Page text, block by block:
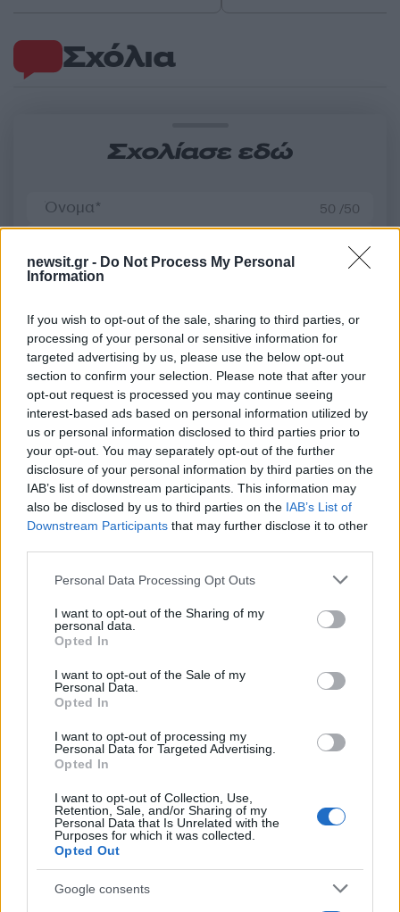
newsit.gr - Do Not Process My Personal
Information
If you wish to opt-out of the sale, sharing to third parties, or
processing of your personal or sensitive information for
targeted advertising by us, please use the below opt-out
section to confirm your selection. Please note that after your
opt-out request is processed you may continue seeing
interest-based ads based on personal information utilized by
us or personal information disclosed to third parties prior to
your opt-out. You may separately opt-out of the further
disclosure of your personal information by third parties on the
IAB’s list of downstream participants. This information may
also be disclosed by us to third parties on the IAB’s List of
Downstream Participants that may further disclose it to other
Please note that this website/app uses one or more Google
not limited to your visit or usage behaviour. You may click to
grant or deny consent to Google and its third-party tags to
use your data for below specified purposes in below Google
consent section.
Personal Data Processing Opt Outs
I want to opt-out of the Sharing of my
personal data.
Opted In
I want to opt-out of the Sale of my
Personal Data.
Opted In
I want to opt-out of processing my
Personal Data for Targeted Advertising.
Opted In
I want to opt-out of Collection, Use,
Retention, Sale, and/or Sharing of my
Personal Data that Is Unrelated with the
Purposes for which it was collected.
Opted Out
Google consents
Σχόλια
Σχολίασε εδώ
50 /50
2000 /2000
Υποβολή σχολίου
Όροι Χρήσης
. Το site προστατεύεται από reCAPTCHA, ισχύουν
Πολιτική Απορρήτου&Όροι Χρήσης της Google.
Κόσμος
ΓΕΡΟΥΣΙΑΣΤΗΣ
ΗΠΑ
ΝΤΟΝΑΛΝΤ ΤΡΑΜΠ
ΣΕΡΙΦΗΣ
ΤΖΟ ΑΡΠΑΙΟ
ΤΡΑΜΠ
Share:
Ακολουθήστε το Νewsit.gr στοGoogle News
τελευταία νέατης ημέρας
Πιο δημοφιλή
Κωνσταντίνος Αργυρός και Αλεξάνδρα
με τα δύο παιδιά τους
Η Άννα Βίσση ξετρελάθηκε με μπάντα που
έπαιζε Τσιτσάνη στο Φισκάρδο και τους
πρότεινε συνεργασία
Θρήνος για τον Λιονέλ Μέσι – Πέθανε ο